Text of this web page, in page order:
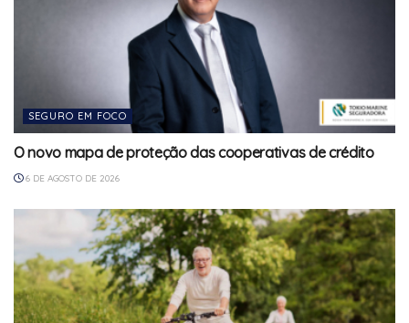
SEGURO EM FOCO
O novo mapa de proteção das cooperativas de crédito
6 DE AGOSTO DE 2026